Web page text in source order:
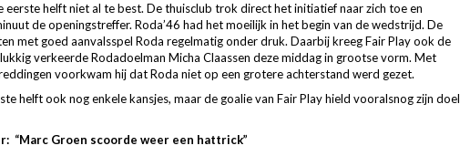
eerste helft niet al te best. De thuisclub trok direct het initiatief naar zich toe en
de openingstreffer. Roda’46 had het moeilijk in het begin van de wedstrijd. De
met goed aanvalsspel Roda regelmatig onder druk. Daarbij kreeg Fair Play ook de
verkeerde Rodadoelman Micha Claassen deze middag in grootse vorm. Met
voorkwam hij dat Roda niet op een grotere achterstand werd gezet.
helft ook nog enkele kansjes, maar de goalie van Fair Play hield vooralsnog zijn doel
“Marc Groen scoorde weer een hattrick”